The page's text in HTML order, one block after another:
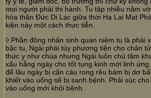
mọi người phải thi hành. Tu tập nhiều năm
hóa thân Đức Di Lạc giữa thời Hạ Lai Mạt
kiện này một cách thực tiễn.
◊ Phần đông nhân sinh quan niệm tu là phải
bậc tu, Ngài phải tùy phương tiện cho chân
thức y như chùa nhưng Ngài luôn chú tâm
xấu hằng ngày cho tốt tụng kinh mới linh
để lâu ngày bị cặn cáu rong rêu bám bị dơ
khiết vào uống sẽ bị sanh bệnh. Phải súc
vào uống mới khỏi bệnh.